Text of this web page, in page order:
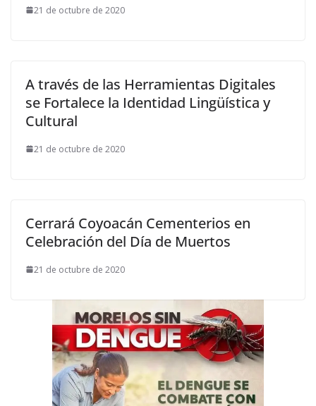
21 de octubre de 2020
A través de las Herramientas Digitales
se Fortalece la Identidad Lingüística y
Cultural
21 de octubre de 2020
Cerrará Coyoacán Cementerios en
Celebración del Día de Muertos
21 de octubre de 2020